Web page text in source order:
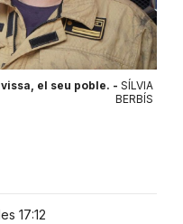
el seu poble. - SÍLVIA
BERBÍS
17:12